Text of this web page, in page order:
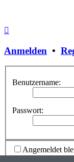
Anmelden •
Benutzername:
Passwort:
Angemeldet